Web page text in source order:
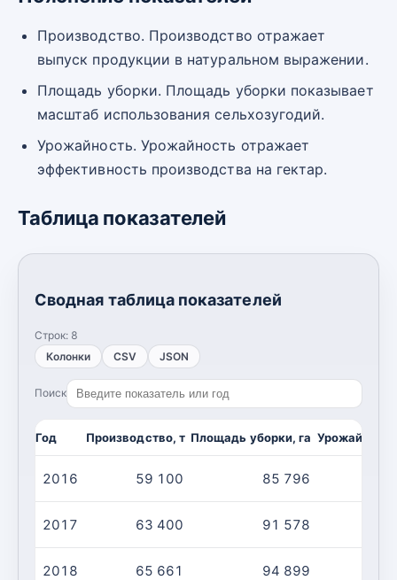
Производство. Производство отражает
выпуск продукции в натуральном выражении.
Площадь уборки. Площадь уборки показывает
масштаб использования сельхозугодий.
Урожайность. Урожайность отражает
эффективность производства на гектар.
Таблица показателей
Сводная таблица показателей
Строк: 8
Колонки
CSV JSON
Поиск
Год Производство, т Площадь уборки, га
2016 59 100 85 796
2017 63 400 91 578
2018 65 661 94 899